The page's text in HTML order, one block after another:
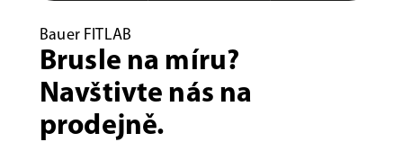
Bauer FITLAB
Brusle na míru?
Navštivte nás na
prodejně.